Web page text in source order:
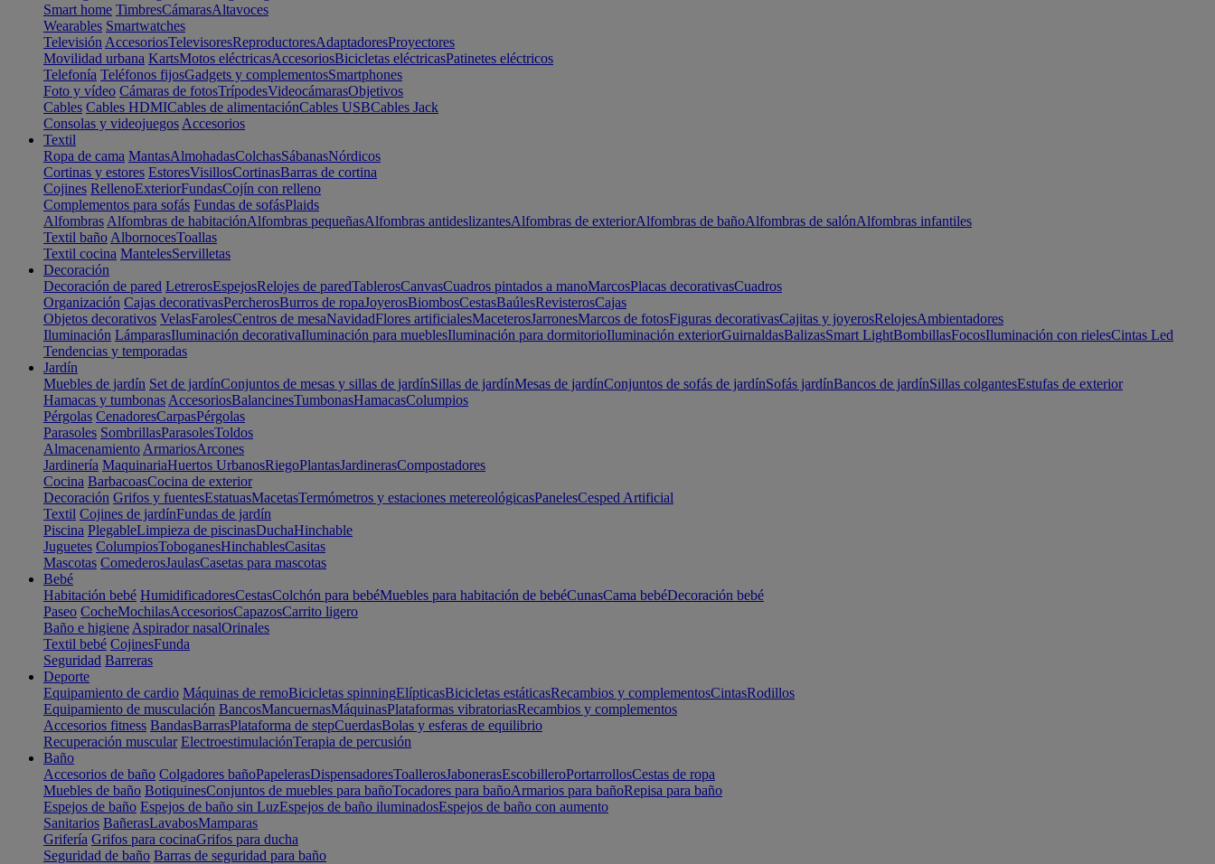
Smart home TimbresCámarasAltavoces
Wearables Smartwatches
Televisión AccesoriosTelevisoresReproductoresAdaptadoresProyectores
Movilidad urbana KartsMotos eléctricasAccesoriosBicicletas eléctricasPatinetes eléctricos
Telefonía Teléfonos fijosGadgets y complementosSmartphones
Foto y vídeo Cámaras de fotosTrípodesVideocámarasObjetivos
Cables Cables HDMICables de alimentaciónCables USBCables Jack
Consolas y videojuegos Accesorios
Textil
Ropa de cama MantasAlmohadasColchasSábanasNórdicos
Cortinas y estores EstoresVisillosCortinasBarras de cortina
Cojines RellenoExteriorFundasCojín con relleno
Complementos para sofás Fundas de sofásPlaids
Alfombras Alfombras de habitaciónAlfombras pequeñasAlfombras antideslizantesAlfombras de exteriorAlfombras de bañoAlfombras de salónAlfombras infantiles
Textil baño AlbornocesToallas
Textil cocina MantelesServilletas
Decoración
Decoración de pared LetrerosEspejosRelojes de paredTablerosCanvasCuadros pintados a manoMarcosPlacas decorativasCuadros
Organización Cajas decorativasPercherosBurros de ropaJoyerosBiombosCestasBaúlesRevisterosCajas
Objetos decorativos VelasFarolesCentros de mesaNavidadFlores artificialesMaceterosJarronesMarcos de fotosFiguras decorativasCajitas y joyerosRelojesAmbientadores
Iluminación LámparasIluminación decorativaIluminación para mueblesIluminación para dormitorioIluminación exteriorGuirnaldasBalizasSmart LightBombillasFocosIluminación con rielesCintas Led
Tendencias y temporadas
Jardín
Muebles de jardín Set de jardínConjuntos de mesas y sillas de jardínSillas de jardínMesas de jardínConjuntos de sofás de jardínSofás jardínBancos de jardínSillas colgantesEstufas de exterior
Hamacas y tumbonas AccesoriosBalancinesTumbonasHamacasColumpios
Pérgolas CenadoresCarpasPérgolas
Parasoles SombrillasParasolesToldos
Almacenamiento ArmariosArcones
Jardinería MaquinariaHuertos UrbanosRiegoPlantasJardinerasCompostadores
Cocina BarbacoasCocina de exterior
Decoración Grifos y fuentesEstatuasMacetasTermómetros y estaciones metereológicasPanelesCesped Artificial
Textil Cojines de jardínFundas de jardín
Piscina PlegableLimpieza de piscinasDuchaHinchable
Juguetes ColumpiosToboganesHinchablesCasitas
Mascotas ComederosJaulasCasetas para mascotas
Bebé
Habitación bebé HumidificadoresCestasColchón para bebéMuebles para habitación de bebéCunasCama bebéDecoración bebé
Paseo CocheMochilasAccesoriosCapazosCarrito ligero
Baño e higiene Aspirador nasalOrinales
Textil bebé CojinesFunda
Seguridad Barreras
Deporte
Equipamiento de cardio Máquinas de remoBicicletas spinningElípticasBicicletas estáticasRecambios y complementosCintasRodillos
Equipamiento de musculación BancosMancuernasMáquinasPlataformas vibratoriasRecambios y complementos
Accesorios fitness BandasBarrasPlataforma de stepCuerdasBolas y esferas de equilibrio
Recuperación muscular ElectroestimulaciónTerapia de percusión
Baño
Accesorios de baño Colgadores bañoPapelerasDispensadoresToallerosJabonerasEscobilleroPortarrollosCestas de ropa
Muebles de baño BotiquinesConjuntos de muebles para bañoTocadores para bañoArmarios para bañoRepisa para baño
Espejos de baño Espejos de baño sin LuzEspejos de baño iluminadosEspejos de baño con aumento
Sanitarios BañerasLavabosMamparas
Grifería Grifos para cocinaGrifos para ducha
Seguridad de baño Barras de seguridad para baño